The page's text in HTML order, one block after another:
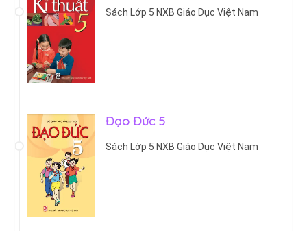
Sách Lớp 5 NXB Giáo Dục Việt Nam
Đạo Đức 5
Sách Lớp 5 NXB Giáo Dục Việt Nam